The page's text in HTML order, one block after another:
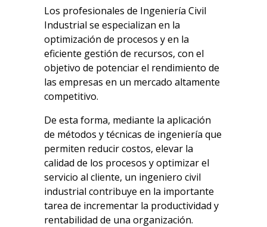
Los profesionales de Ingeniería Civil
Industrial se especializan en la
optimización de procesos y en la
eficiente gestión de recursos, con el
objetivo de potenciar el rendimiento de
las empresas en un mercado altamente
competitivo.
De esta forma, mediante la aplicación
de métodos y técnicas de ingeniería que
permiten reducir costos, elevar la
calidad de los procesos y optimizar el
servicio al cliente, un ingeniero civil
industrial contribuye en la importante
tarea de incrementar la productividad y
rentabilidad de una organización.